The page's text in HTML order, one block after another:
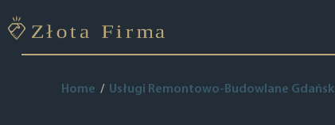
Home Usługi Remontowo-Budowlane Gdańsk